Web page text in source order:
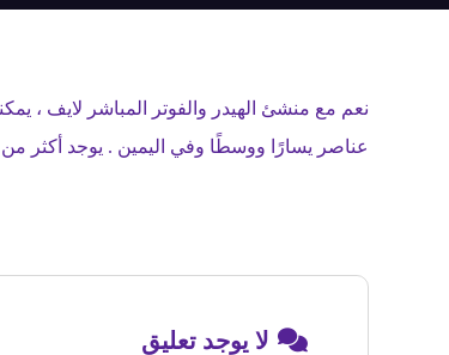
عناصر يسارًا ووسطًا وفي اليمين . يوجد أكثر من 15 عنصرًا يمكنك إضافتها إلى الهيدر و الفوتر ، مثل القائمة والبحث والشعار وعربة التسوق والبحث والنص وأكثر من
لا يوجد تعليق